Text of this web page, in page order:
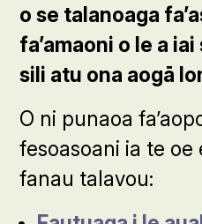
o se talanoaga
fa’amaoni o le a
sili atu ona aogā
O ni punaoa
fesoasoani ia te oe
fanau talavou: